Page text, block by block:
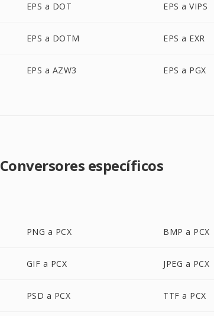
EPS a DOT EPS a VIPS
EPS a DOTM EPS a EXR
EPS a AZW3 EPS a PGX
Conversores específicos
PNG a PCX BMP a PCX
GIF a PCX JPEG a PCX
PSD a PCX TTF a PCX